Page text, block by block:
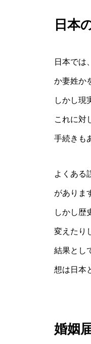
日本
日本では
か妻姓か
しかし現
これに対
手続きも
よくある
がありま
しかし歴
変えたり
結果とし
想は日本
婚姻